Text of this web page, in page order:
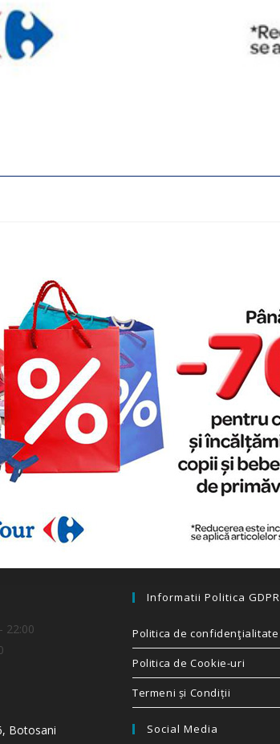
22:00
Botosani
Informatii Politica GDPR
Politica de confidenţialitate
Politica de Cookie-uri
Termeni și Condiții
Social Media